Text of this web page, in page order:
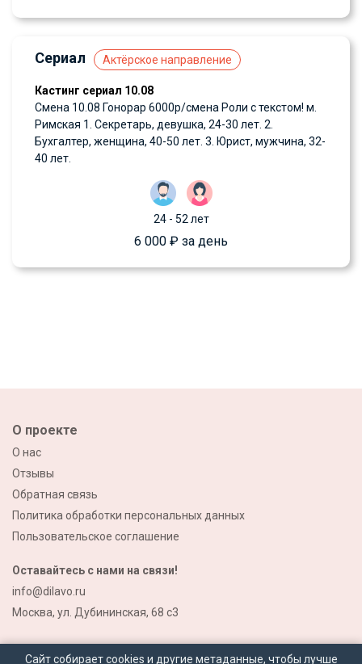
Сериал Актёрское направление
Кастинг сериал 10.08
Смена 10.08 Гонорар 6000р/смена Роли с текстом! м.
Римская 1. Секретарь, девушка, 24-30 лет. 2.
Бухгалтер, женщина, 40-50 лет. 3. Юрист, мужчина, 32-
40 лет.
24 - 52 лет
6 000 ₽ за день
О проекте
О нас
Отзывы
Обратная связь
Политика обработки персональных данных
Пользовательское соглашение
Оставайтесь с нами на связи!
info@dilavo.ru
Москва, ул. Дубининская, 68 с3
Сайт собирает cookies и другие метаданные, чтобы лучше